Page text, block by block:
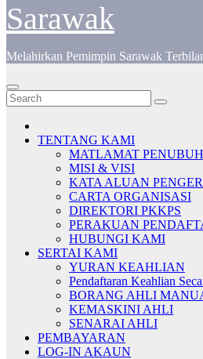
Sarawak
Melahirkan Pemimpin Sarawak
TENTANG KAMI
MATLAMAT
MISI & VISI
KATA ALUAN
CARTA ORGANISASI
DIREKTORI PKKPS
PERAKUAN
HUBUNGI KAMI
SERTAI KAMI
YURAN KEAHLIAN
Pendaftaran Keahlian
BORANG AHLI
KEMASKINI AHLI
SENARAI AHLI
PEMBAYARAN
LOG-IN AKAUN